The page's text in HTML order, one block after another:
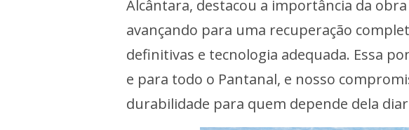
Alcântara, destacou a importância da
avançando para uma recuperação
definitivas e tecnologia adequada. Essa
e para todo o Pantanal, e nosso
durabilidade para quem depende dela